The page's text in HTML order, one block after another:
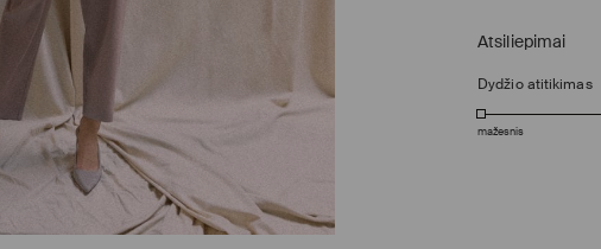
Atsiliepimai
Dydžio atitikimas
mažesnis